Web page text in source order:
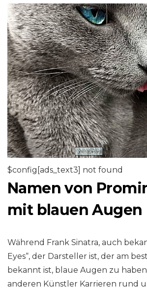
$config[ads_text3] not found
Namen von
mit blauen Augen
Während Frank Sinatra, auch
Eyes“, der Darsteller ist, der am
bekannt ist, blaue Augen zu
anderen Künstler Karrieren rund